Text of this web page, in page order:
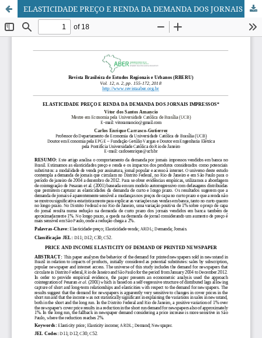
ELASTICIDADE PREÇO E RENDA DA DEMANDA DOS JORNAIS IMPRESSOS